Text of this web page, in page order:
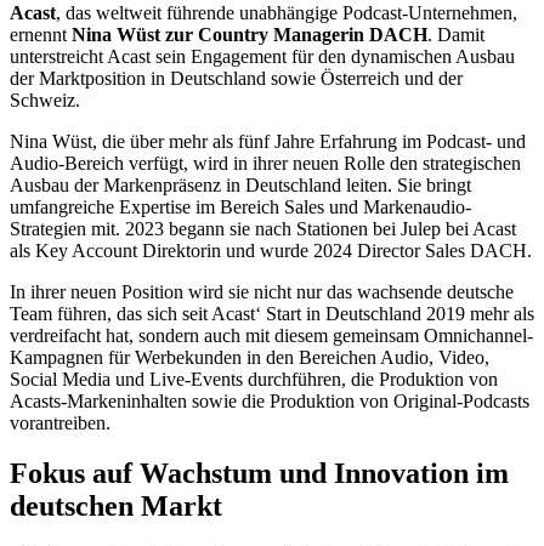
Acast, das weltweit führende unabhängige Podcast-Unternehmen,
ernennt Nina Wüst zur Country Managerin DACH. Damit
unterstreicht Acast sein Engagement für den dynamischen Ausbau
der Marktposition in Deutschland sowie Österreich und der
Schweiz.
Nina Wüst, die über mehr als fünf Jahre Erfahrung im Podcast- und
Audio-Bereich verfügt, wird in ihrer neuen Rolle den strategischen
Ausbau der Markenpräsenz in Deutschland leiten. Sie bringt
umfangreiche Expertise im Bereich Sales und Markenaudio-
Strategien mit. 2023 begann sie nach Stationen bei Julep bei Acast
als Key Account Direktorin und wurde 2024 Director Sales DACH.
In ihrer neuen Position wird sie nicht nur das wachsende deutsche
Team führen, das sich seit Acast‘ Start in Deutschland 2019 mehr als
verdreifacht hat, sondern auch mit diesem gemeinsam Omnichannel-
Kampagnen für Werbekunden in den Bereichen Audio, Video,
Social Media und Live-Events durchführen, die Produktion von
Acasts-Markeninhalten sowie die Produktion von Original-Podcasts
vorantreiben.
Fokus auf Wachstum und Innovation im
deutschen Markt